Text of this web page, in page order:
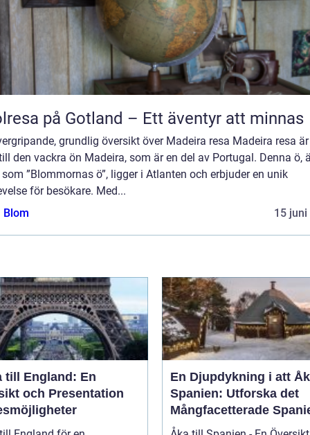
på Gotland – Ett äventyr att minnas
grundlig översikt över Madeira resa Madeira resa
den vackra ön Madeira, som är en del av Portugal. Denna ö,
”Blommornas ö”, ligger i Atlanten och erbjuder en unik
för besökare. Med...
Blom
15 juni
till England: En
och Presentation
En Djupdykning i att
Spanien: Utforska det
Mångfacetterade